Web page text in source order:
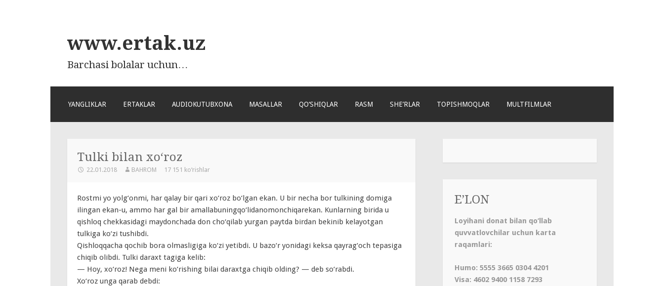
www.ertak.uz
Barchasi bolalar uchun…
СОДЕРЖАНИЮ
YANGLIKLAR ERTAKLAR AUDIOKUTUBXONA MASALLAR QO‘SHIQLAR RASM SHE’RLAR TOPISHMOQLAR MULTFILMLAR
Tulki bilan xo‘roz
22.01.2018 BAHROM 17 151 ko‘rishlar
Rostmi yo yolg‘onmi, har qalay bir qari xo‘roz bo‘lgan ekan. U bir necha bor tulkining domiga
ilingan ekan-u, ammo har gal bir amallabuningqo‘lidanomonchiqarekan. Kunlarning birida u
qishloq chekkasidagi maydonchada don cho‘qilab yurgan paytda birdan bekinib kelayotgan
tulkiga ko‘zi tushibdi.
Qishloqqacha qochib bora olmasligiga ko‘zi yetibdi. U bazo‘r yonidagi keksa qayrag‘och tepasiga
chiqib olibdi. Tulki daraxt tagiga kelib:
— Hoy, xo‘roz! Nega meni ko‘rishing bilai daraxtga chiqib olding? — deb so‘rabdi.
Xo‘roz unga qarab debdi:
E’LON
Loyihani donat bilan qo‘llab
quvvatlovchilar uchun karta
raqamlari:
Humo: 5555 3665 0304 4201
Visa: 4602 9400 1158 7293